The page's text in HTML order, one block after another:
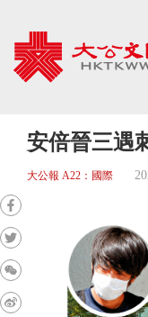
安倍晉三遇
大公報 A22：國際